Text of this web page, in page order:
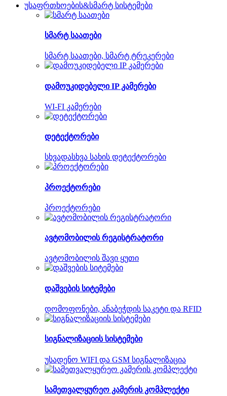
უსაფრთხოების&სმარტ სისტემები
სმარტ საათები
სმარტ საათები, სმარტ ტრეკერები
დამოუკიდებელი IP კამერები
WI-FI კამერები
დეტექტორები
სხვადასხვა სახის დეტექტორები
პროექტორები
პროექტორები
ავტომობილის რეგისტრატორი
ავტომობილის შავი ყუთი
დაშვების სიტემები
დომოფონები, ანაბეჭდის საკეტი და RFID
სიგნალიზაციის სისტემები
უსადენო WIFI და GSM სიგნალიზაცია
სამეთვალყურეო კამერის კომპლექტი